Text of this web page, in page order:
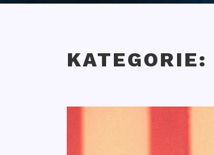
KATEGORIE: